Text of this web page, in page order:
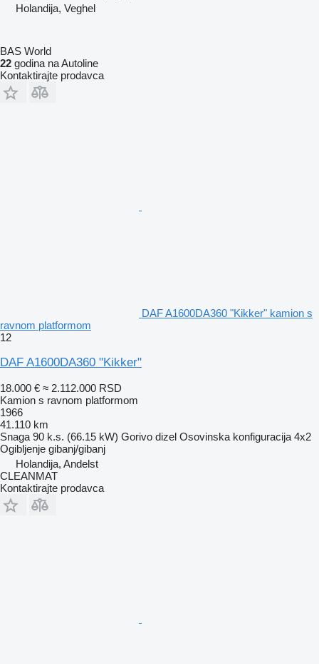
Holandija, Veghel
BAS World
22 godina na Autoline
Kontaktirajte prodavca
DAF A1600DA360 "Kikker" kamion s
ravnom platformom
12
DAF A1600DA360 "Kikker"
18.000 € ≈ 2.112.000 RSD
Kamion s ravnom platformom
1966
41.110 km
Snaga 90 k.s. (66.15 kW) Gorivo dizel Osovinska konfiguracija 4x2
Ogibljenje gibanj/gibanj
Holandija, Andelst
CLEANMAT
Kontaktirajte prodavca